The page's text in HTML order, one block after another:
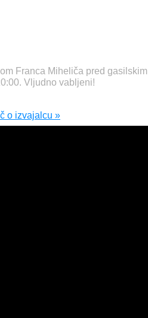
Franca Miheliča pred gasilskim
Vljudno vabljeni!
o izvajalcu »